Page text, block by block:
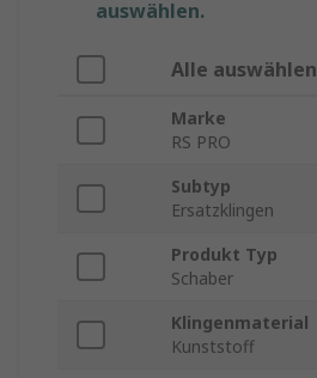
auswählen.
Alle auswählen
Marke
RS PRO
Subtyp
Ersatzklingen
Produkt Typ
Schaber
Klingenmaterial
Kunststoff